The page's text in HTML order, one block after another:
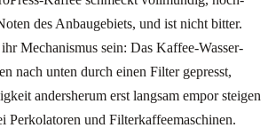
des Anbaugebiets, und ist nicht bitter.
Mechanismus sein: Das Kaffee-Wasser-
nach unten durch einen Filter gepresst,
andersherum erst langsam empor steigen
Perkolatoren und Filterkaffeemaschinen.